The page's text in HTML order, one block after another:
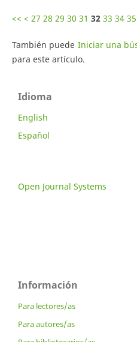
<< < 27 28 29 30 31 32 33 34 35
También puede Iniciar una
para este artículo.
Idioma
English
Español
Open Journal Systems
Información
Para lectores/as
Para autores/as